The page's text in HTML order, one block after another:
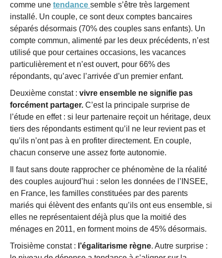
comme une tendance semble s’être très largement
installé. Un couple, ce sont deux comptes bancaires
séparés désormais (70% des couples sans enfants). Un
compte commun, alimenté par les deux précédents, n’est
utilisé que pour certaines occasions, les vacances
particulièrement et n’est ouvert, pour 66% des
répondants, qu’avec l’arrivée d’un premier enfant.
Deuxième constat : vivre ensemble ne signifie pas
forcément partager. C’est la principale surprise de
l’étude en effet : si leur partenaire reçoit un héritage, deux
tiers des répondants estiment qu’il ne leur revient pas et
qu’ils n’ont pas à en profiter directement. En couple,
chacun conserve une assez forte autonomie.
Il faut sans doute rapprocher ce phénomène de la réalité
des couples aujourd’hui : selon les données de l’INSEE,
en France, les familles constituées par des parents
mariés qui élèvent des enfants qu’ils ont eus ensemble, si
elles ne représentaient déjà plus que la moitié des
ménages en 2011, en forment moins de 45% désormais.
Troisième constat : l’égalitarisme règne. Autre surprise :